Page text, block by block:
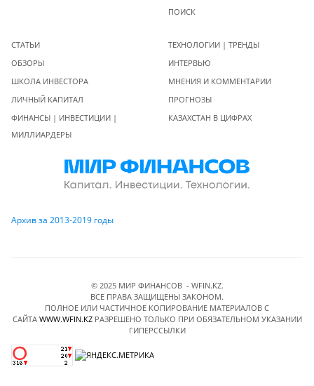
ПОИСК
СТАТЬИ
ОБЗОРЫ
ШКОЛА ИНВЕСТОРА
ЛИЧНЫЙ КАПИТАЛ
ФИНАНСЫ | ИНВЕСТИЦИИ |
МИЛЛИАРДЕРЫ
ТЕХНОЛОГИИ | ТРЕНДЫ
ИНТЕРВЬЮ
МНЕНИЯ И КОММЕНТАРИИ
ПРОГНОЗЫ
КАЗАХСТАН В ЦИФРАХ
Архив за 2013-2019 годы
© 2025 МИР ФИНАНСОВ - WFIN.KZ.
ВСЕ ПРАВА ЗАЩИЩЕНЫ ЗАКОНОМ.
ПОЛНОЕ ИЛИ ЧАСТИЧНОЕ КОПИРОВАНИЕ МАТЕРИАЛОВ C
САЙТА WWW.WFIN.KZРАЗРЕШЕНО ТОЛЬКО ПРИ ОБЯЗАТЕЛЬНОМ УКАЗАНИИ
ГИПЕРССЫЛКИ